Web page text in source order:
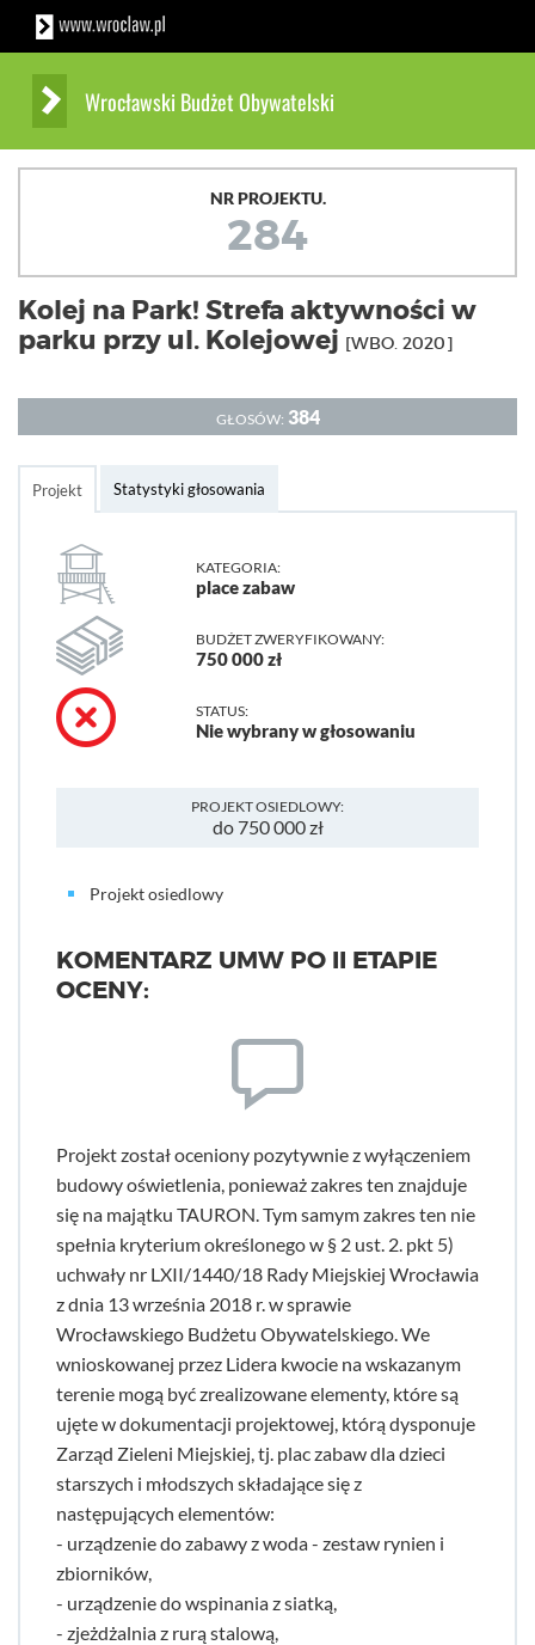
Wrocławski Budżet Obywatelski
NR PROJEKTU.
284
Kolej na Park! Strefa aktywności w
parku przy ul. Kolejowej [WBO. 2020]
GŁOSÓW: 384
Projekt Statystyki głosowania
KATEGORIA:
place zabaw
BUDŻET ZWERYFIKOWANY:
750 000 zł
STATUS:
Nie wybrany w głosowaniu
PROJEKT OSIEDLOWY:
do 750 000 zł
Projekt osiedlowy
KOMENTARZ UMW PO II ETAPIE
OCENY:
Projekt został oceniony pozytywnie z wyłączeniem
budowy oświetlenia, ponieważ zakres ten znajduje
się na majątku TAURON. Tym samym zakres ten nie
spełnia kryterium określonego w § 2 ust. 2. pkt 5)
uchwały nr LXII/1440/18 Rady Miejskiej Wrocławia
z dnia 13 września 2018 r. w sprawie
Wrocławskiego Budżetu Obywatelskiego. We
wnioskowanej przez Lidera kwocie na wskazanym
terenie mogą być zrealizowane elementy, które są
ujęte w dokumentacji projektowej, którą dysponuje
Zarząd Zieleni Miejskiej, tj. plac zabaw dla dzieci
starszych i młodszych składające się z
następujących elementów:
- urządzenie do zabawy z woda - zestaw rynien i
zbiorników,
- urządzenie do wspinania z siatką,
- zjeżdżalnia z rurą stalową,